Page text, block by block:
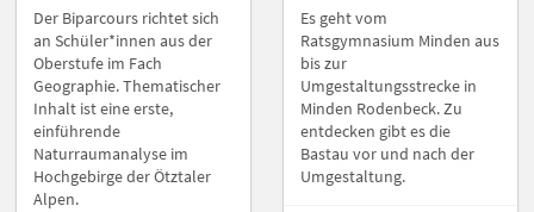
Der Biparcours richtet sich
an Schüler*innen aus der
Oberstufe im Fach
Geographie. Thematischer
Inhalt ist eine erste,
einführende
Naturraumanalyse im
Hochgebirge der Ötztaler
Alpen.
Es geht vom
Ratsgymnasium Minden aus
bis zur
Umgestaltungsstrecke in
Minden Rodenbeck. Zu
entdecken gibt es die
Bastau vor und nach der
Umgestaltung.